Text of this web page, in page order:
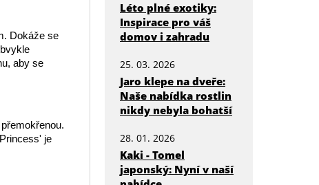
Dokáže se
aby se
je
Léto plné exotiky:
Inspirace pro váš
domov i zahradu
25. 03. 2026
Jaro klepe na dveře:
Naše nabídka rostlin
nikdy nebyla bohatší
28. 01. 2026
Kaki - Tomel
japonský: Nyní v naší